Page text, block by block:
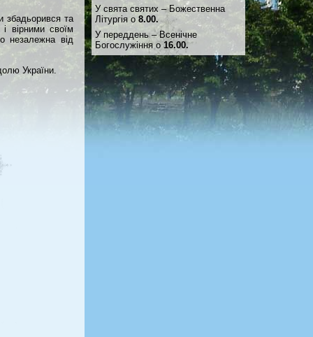
У свята святих – Божественна
Літургія о 8.00.
У переддень – Всенічне
Богослужіння о16.00.
збадьорився та
вірними своїм
незалежна від
України.